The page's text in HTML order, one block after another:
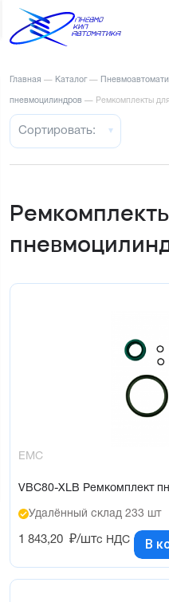
Главная — Каталог —
пневмоцилиндров — Ремкомплекты
Сортировать:
EMC
VBC80-XLB Ремкомплект
Удалённый склад 233 шт
1 843,20 ₽/штс НДС В